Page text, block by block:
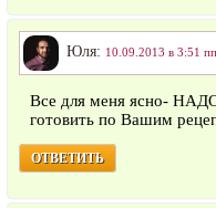
Юля: 10.09.2013 в 3:51 пп
Все для меня ясно-
готовить по Вашим
ОТВЕТИТЬ